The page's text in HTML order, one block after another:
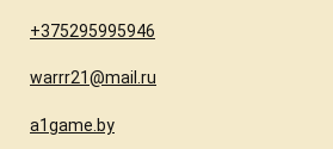
+375295995946
warrr21@mail.ru
a1game.by